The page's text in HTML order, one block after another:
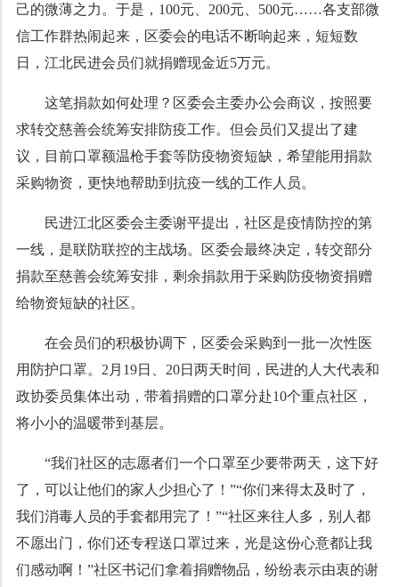
己的微薄之力。于是，100元、200元、500元……各支部微
信工作群热闹起来，区委会的电话不断响起来，短短数
日，江北民进会员们就捐赠现金近5万元。
这笔捐款如何处理？区委会主委办公会商议，按照要
求转交慈善会统筹安排防疫工作。但会员们又提出了建
议，目前口罩额温枪手套等防疫物资短缺，希望能用捐款
采购物资，更快地帮助到抗疫一线的工作人员。
民进江北区委会主委谢平提出，社区是疫情防控的第
一线，是联防联控的主战场。区委会最终决定，转交部分
捐款至慈善会统筹安排，剩余捐款用于采购防疫物资捐赠
给物资短缺的社区。
在会员们的积极协调下，区委会采购到一批一次性医
用防护口罩。2月19日、20日两天时间，民进的人大代表和
政协委员集体出动，带着捐赠的口罩分赴10个重点社区，
将小小的温暖带到基层。
“我们社区的志愿者们一个口罩至少要带两天，这下好
了，可以让他们的家人少担心了！”“你们来得太及时了，
我们消毒人员的手套都用完了！”“社区来往人多，别人都
不愿出门，你们还专程送口罩过来，光是这份心意都让我
们感动啊！”社区书记们拿着捐赠物品，纷纷表示由衷的谢